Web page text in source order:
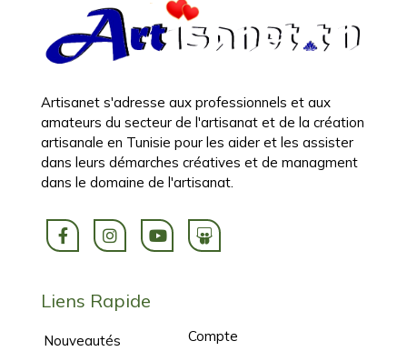
Artisanet s'adresse aux professionnels et aux
amateurs du secteur de l'artisanat et de la création
artisanale en Tunisie pour les aider et les assister
dans leurs démarches créatives et de managment
dans le domaine de l'artisanat.
Liens Rapide
Nouveautés
Compte